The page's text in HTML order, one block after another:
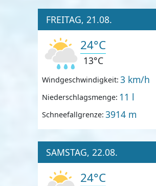
FREITAG, 21.08.
24°C
13°C
Windgeschwindigkeit: 3 km/h
Niederschlagsmenge: 11 l
Schneefallgrenze: 3914 m
SAMSTAG, 22.08.
24°C